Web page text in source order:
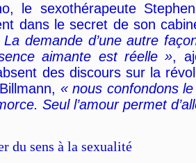
le sexothérapeute
dans le secret de son
La demande d’une autre
aimante est réelle »,
des discours sur la
« nous confondons
Seul l’amour permet
du sens à la sexualité